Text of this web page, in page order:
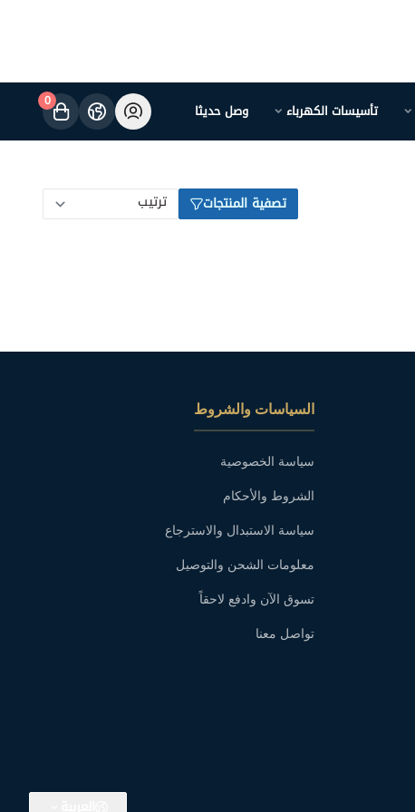
تأسيسات الكهرباء وصل حديثا 0
تصفية المنتجات
السياسات والشروط
سياسة الخصوصية
الشروط والأحكام
سياسة الاستبدال والاسترجاع
معلومات الشحن والتوصيل
تسوق الآن وادفع لاحقاً
تواصل معنا